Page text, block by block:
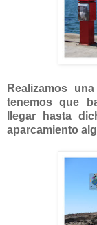
Realizamos
tenemos que
llegar hasta
aparcamiento